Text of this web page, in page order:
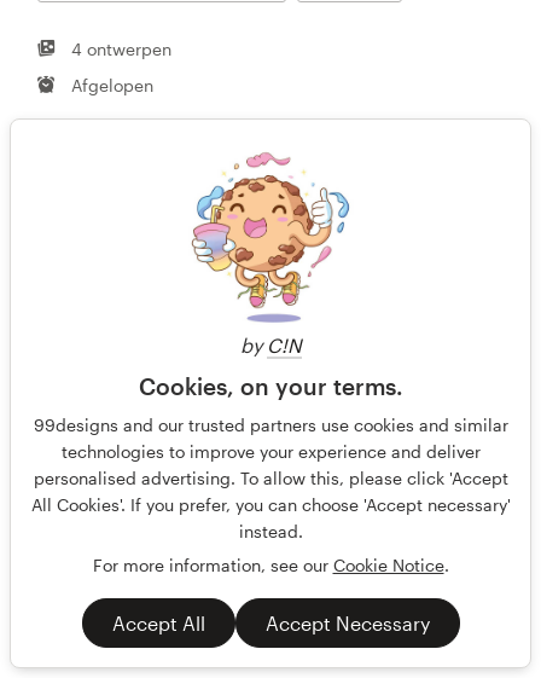
by C!N
Cookies, on your terms.
99designs and our trusted partners use cookies and similar
technologies to improve your experience and deliver
personalised advertising. To allow this, please click 'Accept
All Cookies'. If you prefer, you can choose 'Accept necessary'
instead.
For more information, see our Cookie Notice.
Accept All Accept Necessary
4 ontwerpen
Afgelopen